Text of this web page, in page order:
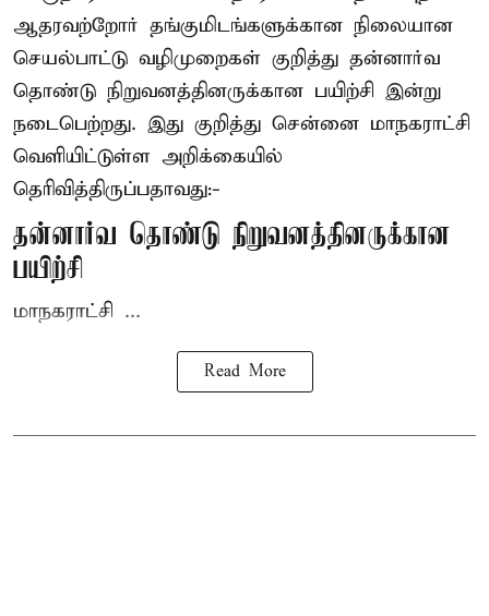
ஆதரவற்றோர் தங்குமிடங்களுக்கான நிலையான
செயல்பாட்டு வழிமுறைகள் குறித்து தன்னார்வ
தொண்டு நிறுவனத்தினருக்கான பயிற்சி இன்று
நடைபெற்றது. இது குறித்து சென்னை மாநகராட்சி
வெளியிட்டுள்ள அறிக்கையில்
தெரிவித்திருப்பதாவது:-
தன்னார்வ தொண்டு நிறுவனத்தினருக்கான
பயிற்சி
மாநகராட்சி ...
Read More